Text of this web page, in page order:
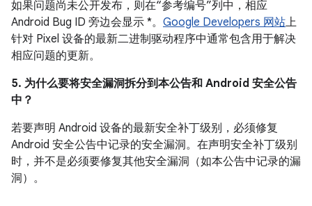
如果问题尚未公开发布，则在“参考编号”列中，相应
Android Bug ID 旁边会显示 *。 Google Developers 网站上
针对 Pixel 设备的最新二进制驱动程序中通常包含用于解决
相应问题的更新。
5. 为什么要将安全漏洞拆分到本公告和 Android 安全公告
中？
若要声明 Android 设备的最新安全补丁级别，必须修复
Android 安全公告中记录的安全漏洞。在声明安全补丁级别
时，并不是必须要修复其他安全漏洞（如本公告中记录的漏
洞）。